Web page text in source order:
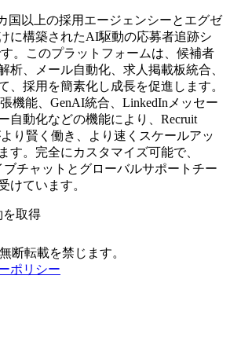
国以上の採用エージェンシーとエグゼ
に構築されたAI駆動の応募者追跡シ
。このプラットフォームは、候補者
析、メール自動化、求人掲載板統合、
、採用を簡素化し成長を促進します。
機能、GenAI統合、LinkedInメッセー
自動化などの機能により、Recruit
り賢く働き、より速くスケールアッ
す。完全にカスタマイズ可能で、
ブチャットとグローバルサポートチー
けています。
を取得
無断転載を禁じます。
ポリシー